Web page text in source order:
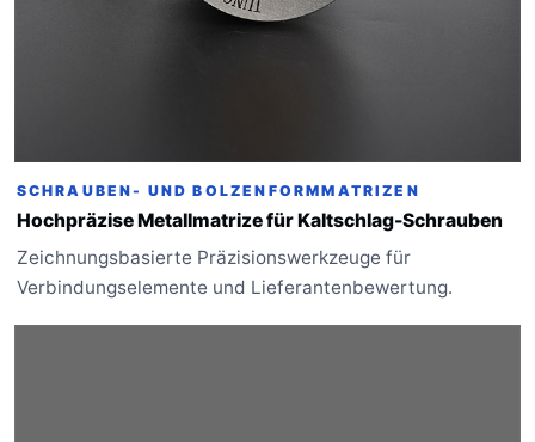
SCHRAUBEN- UND BOLZENFORMMATRIZEN
Hochpräzise Metallmatrize für Kaltschlag-Schrauben
Zeichnungsbasierte Präzisionswerkzeuge für
Verbindungselemente und Lieferantenbewertung.